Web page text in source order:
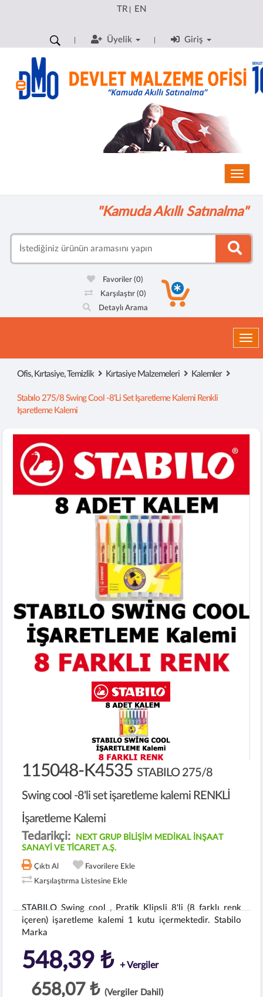
TR| EN
Üyelik Giriş
"Kamuda Akıllı Satınalma"
Favoriler(0)
Karşılaştır (0)
Detaylı Arama
Ofis, Kırtasiye, Temizlik Kırtasiye Malzemeleri Kalemler
Stabılo 275/8 Swing Cool -8'li Set Işaretleme Kalemi Renkli
Işaretleme Kalemi
115048-K4535 STABILO 275/8
Swing cool -8'li set işaretleme kalemi RENKLİ
İşaretleme Kalemi
Tedarikçi:
NEXT GRUP BİLİŞİM MEDİKAL İNŞAAT
SANAYİ VE TİCARET A.Ş.
Çıktı Al
Favorilere Ekle
Karşılaştırma Listesine Ekle
STABILO Swing cool , Pratik Klipsli 8'li (8 farklı renk
içeren) işaretleme kalemi 1 kutu içermektedir. Stabilo
Marka
548,39 ₺ + Vergiler
658,07 ₺ (Vergiler Dahil)